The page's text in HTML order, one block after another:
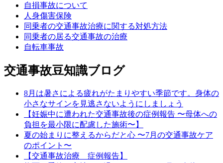
自損事故について
人身傷害保険
同乗者の交通事故治療に関する対処方法
同乗者の居る交通事故の治療
自転車事故
交通事故豆知識ブログ
8月は暑さによる疲れがたまりやすい季節です。身体の
小さなサインを見逃さないようにしましょう
【妊娠中に遭われた交通事故後の症例報告 〜母体への
負担を最小限に配慮した施術〜】
夏の始まりに整えるからだと心 〜7月の交通事故ケア
のポイント〜
【交通事故治療 症例報告】